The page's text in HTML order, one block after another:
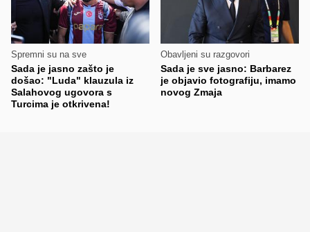
Spremni su na sve
Sada je jasno zašto je
došao: "Luda" klauzula iz
Salahovog ugovora s
Turcima je otkrivena!
Obavljeni su razgovori
Sada je sve jasno: Barbarez
je objavio fotografiju, imamo
novog Zmaja